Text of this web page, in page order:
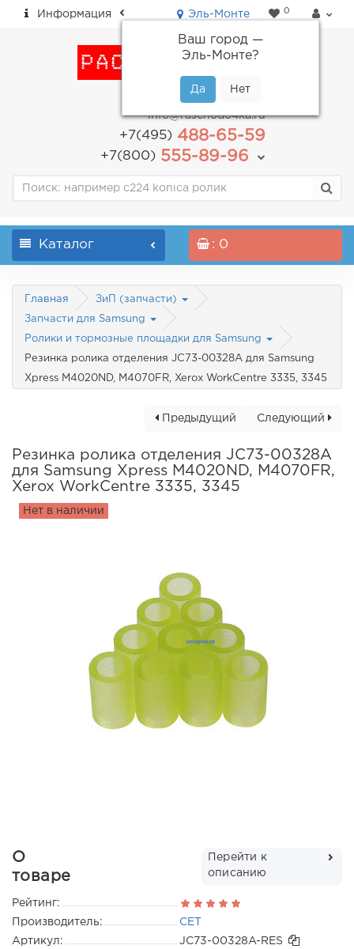
Информация Эль-Монте
Ваш город —
Эль-Монте?
0
пн-пт: с 9.00 до 18.00
info@raschodo4ka.ru
+7(495)488-65-59
+7(800)555-89-96
Каталог : 0
Главная ЗиП (запчасти)
Запчасти для Samsung
Ролики и тормозные площадки для Samsung
Резинка ролика отделения JC73-00328A для Samsung
Xpress M4020ND, M4070FR, Xerox WorkCentre 3335, 3345
Следующий
Предыдущий
Резинка ролика отделения JC73-00328A
для Samsung Xpress M4020ND, M4070FR,
Xerox WorkCentre 3335, 3345
Нет в наличии
О
товаре
Перейти к
описанию
Рейтинг:
Производитель:
CET
Артикул:
JC73-00328A-RES